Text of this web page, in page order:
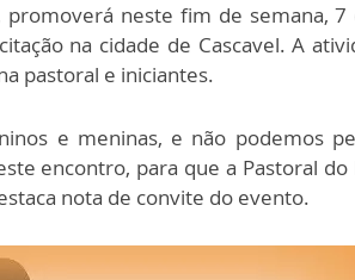
promoverá neste fim de semana,
na cidade de Cascavel. A
pastoral e iniciantes.
e meninas, e não podemos
encontro, para que a Pastoral
nota de convite do evento.